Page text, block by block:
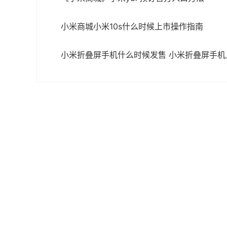
小米商城小米10s什么时候上市操作指南
小米折叠屏手机什么时候发售 小米折叠屏手